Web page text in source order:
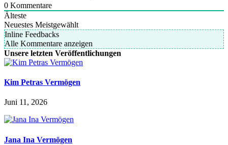
0 Kommentare
Älteste
Neuestes Meistgewählt
Inline Feedbacks
Alle Kommentare anzeigen
Unsere letzten Veröffentlichungen
Kim Petras Vermögen
Juni 11, 2026
Jana Ina Vermögen